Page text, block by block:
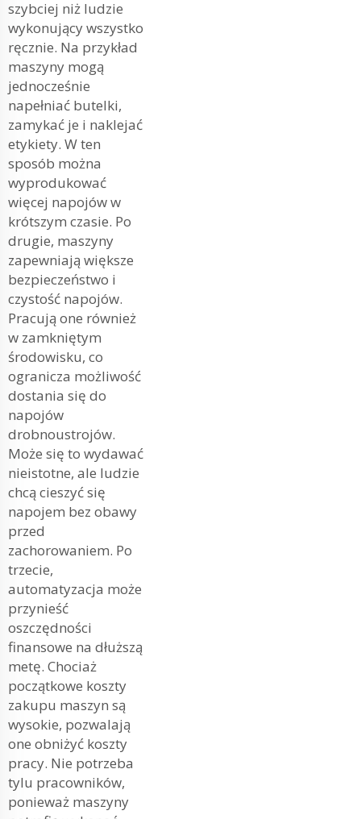
szybciej niż ludzie
wykonujący wszystko
ręcznie. Na przykład
maszyny mogą
jednocześnie
napełniać butelki,
zamykać je i naklejać
etykiety. W ten
sposób można
wyprodukować
więcej napojów w
krótszym czasie. Po
drugie, maszyny
zapewniają większe
bezpieczeństwo i
czystość napojów.
Pracują one również
w zamkniętym
środowisku, co
ogranicza możliwość
dostania się do
napojów
drobnoustrojów.
Może się to wydawać
nieistotne, ale ludzie
chcą cieszyć się
napojem bez obawy
przed
zachorowaniem. Po
trzecie,
automatyzacja może
przynieść
oszczędności
finansowe na dłuższą
metę. Chociaż
początkowe koszty
zakupu maszyn są
wysokie, pozwalają
one obniżyć koszty
pracy. Nie potrzeba
tylu pracowników,
ponieważ maszyny